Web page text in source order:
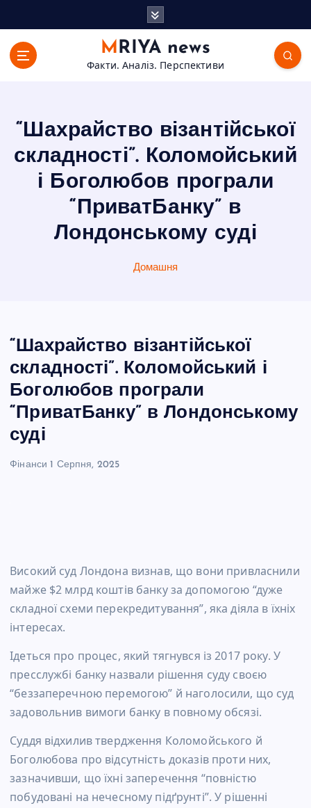
MRIYA news
Факти. Аналіз. Перспективи
“Шахрайство візантійської
складності”. Коломойський
і Боголюбов програли
“ПриватБанку” в
Лондонському суді
Домашня
“Шахрайство візантійської
складності”. Коломойський і
Боголюбов програли
“ПриватБанку” в Лондонському
суді
Фінанси 1 Серпня, 2025
Високий суд Лондона визнав, що вони привласнили
майже $2 млрд коштів банку за допомогою “дуже
складної схеми перекредитування”, яка діяла в їхніх
інтересах.
Ідеться про процес, який тягнувся із 2017 року. У
пресслужбі банку назвали рішення суду своєю
“беззаперечною перемогою” й наголосили, що суд
задовольнив вимоги банку в повному обсязі.
Суддя відхилив твердження Коломойського й
Боголюбова про відсутність доказів проти них,
зазначивши, що їхні заперечення “повністю
побудовані на нечесному підґрунті”. У рішенні